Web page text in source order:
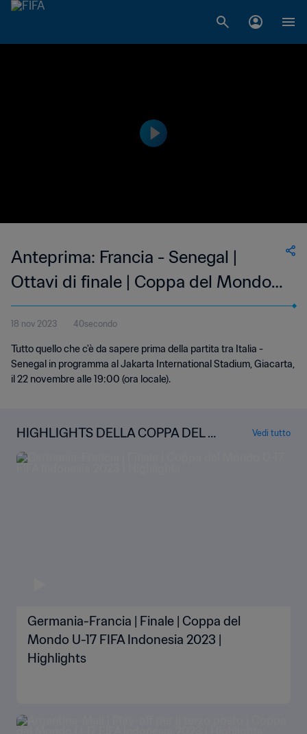
Anteprima: Francia - Senegal |
Ottavi di finale | Coppa del Mondo
U-17 FIFA Indonesia 2023
18 nov 2023 40secondo
Tutto quello che c'è da sapere prima della partita tra Italia -
Senegal in programma al Jakarta International Stadium, Giacarta,
il 22 novembre alle 19:00 (ora locale).
HIGHLIGHTS DELLA COPPA DEL M
ONDO U-17 FIFA INDONESIA 2023
Vedi tutto
Germania-Francia | Finale | Coppa del
Mondo U-17 FIFA Indonesia 2023 |
Highlights